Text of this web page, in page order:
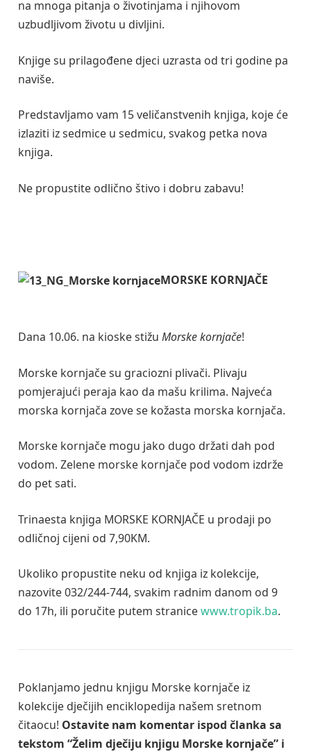
na mnoga pitanja o životinjama i njihovom
uzbudljivom životu u divljini.
Knjige su prilagođene djeci uzrasta od tri godine pa
naviše.
Predstavljamo vam 15 veličanstvenih knjiga, koje će
izlaziti iz sedmice u sedmicu, svakog petka nova
knjiga.
Ne propustite odlično štivo i dobru zabavu!
MORSKE KORNJAČE
Dana 10.06. na kioske stižu Morske kornjače!
Morske kornjače su graciozni plivači. Plivaju
pomjerajući peraja kao da mašu krilima. Najveća
morska kornjača zove se kožasta morska kornjača.
Morske kornjače mogu jako dugo držati dah pod
vodom. Zelene morske kornjače pod vodom izdrže
do pet sati.
Trinaesta knjiga MORSKE KORNJAČE u prodaji po
odličnoj cijeni od 7,90KM.
Ukoliko propustite neku od knjiga iz kolekcije,
nazovite 032/244-744, svakim radnim danom od 9
do 17h, ili poručite putem stranicewww.tropik.ba.
Poklanjamo jednu knjigu Morske kornjače iz
kolekcije dječijih enciklopedija našem sretnom
čitaocu! Ostavite nam komentar ispod članka sa
tekstom “Želim dječiju knjigu Morske kornjače” i